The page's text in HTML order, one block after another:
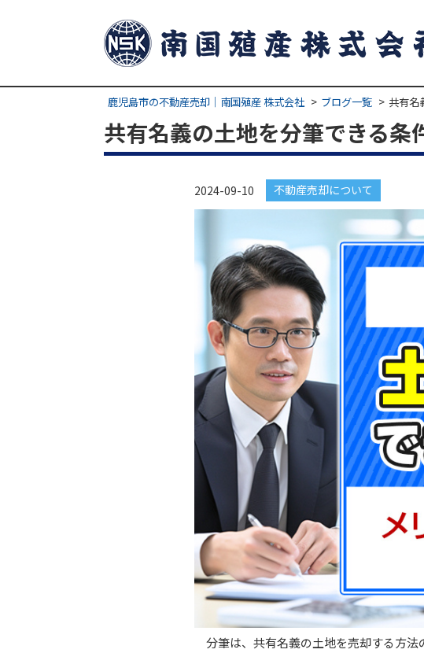
鹿児島市の不動産売却｜南国殖産 株式会社 ブログ一覧 共有名
共有名義の土地を分筆できる
2024-09-10 不動産売却について
分筆は、共有名義の土地を売却する方法